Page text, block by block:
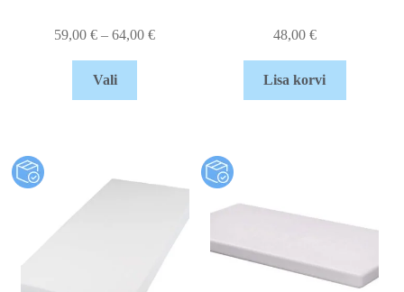
59,00€ – 64,00€
Vali
48,00 €
Lisa korvi